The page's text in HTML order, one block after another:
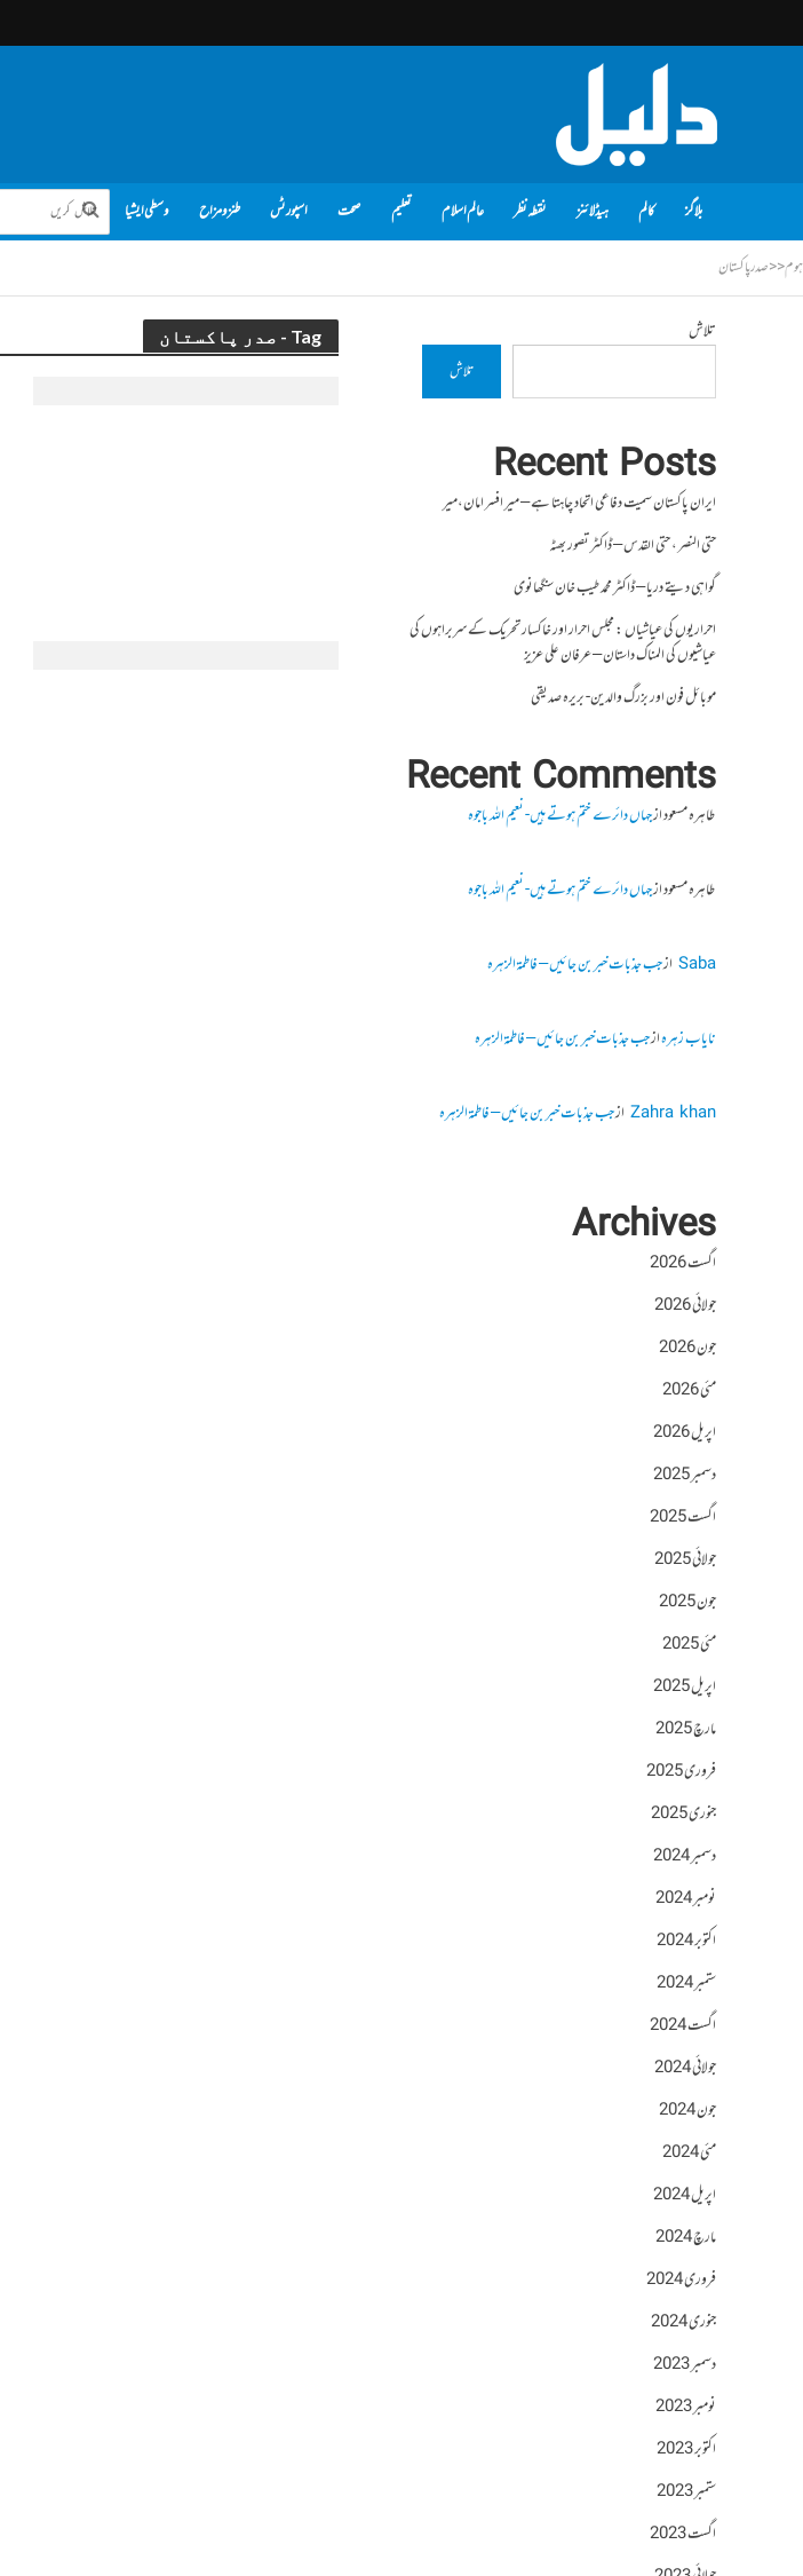
بلاگز کالم ہیڈلائنز نقطہ نظر عالم اسلام تعلیم صحت اسپورٹس طنز و مزاح وسطی ایشیا
ہوم<<صدر پاکستان
Tag - صدر پاکستان تلاش
تلاش
Recent Posts
ایران پاکستان سمیت دفاعی اتحاد چاہتا ہے – میر افسر امان،میر
حتی النصر ، حتی القدس – ڈاکٹر تصور بھٹہ
گواہی دیتے دریا – ڈاکٹر محمد طیب خان سنگھانوی
احراریوں کی عیاشیاں : مجلس احرار اور خاکسار تحریک کے سربراہوں کی
عیاشیوں کی المناک داستان – عرفان علی عزیز
موبائل فون اور بزرگ والدین- بریرہ صدیقی
Recent Comments
طاہرہ مسعودازجہاں دائرے ختم ہوتے ہیں- نعیم اللہ باجوہ
طاہرہ مسعودازجہاں دائرے ختم ہوتے ہیں- نعیم اللہ باجوہ
Sabaازجب جذبات خبر بن جائیں – فاطمۃالزہرہ
نایاب زہرہازجب جذبات خبر بن جائیں – فاطمۃالزہرہ
Zahra khanازجب جذبات خبر بن جائیں – فاطمۃالزہرہ
Archives
اگست 2026
جولائی 2026
جون 2026
مئی 2026
اپریل 2026
دسمبر 2025
اگست 2025
جولائی 2025
جون 2025
مئی 2025
اپریل 2025
مارچ 2025
فروری 2025
جنوری 2025
دسمبر 2024
نومبر 2024
اکتوبر 2024
ستمبر 2024
اگست 2024
جولائی 2024
جون 2024
مئی 2024
اپریل 2024
مارچ 2024
فروری 2024
جنوری 2024
دسمبر 2023
نومبر 2023
اکتوبر 2023
ستمبر 2023
اگست 2023